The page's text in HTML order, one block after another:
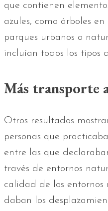
que contienen
azules, como árboles en
parques urbanos o
incluían todos los tipos
Más transporte
Otros resultados
personas que
entre las que
través de entornos
calidad de los entornos
daban los